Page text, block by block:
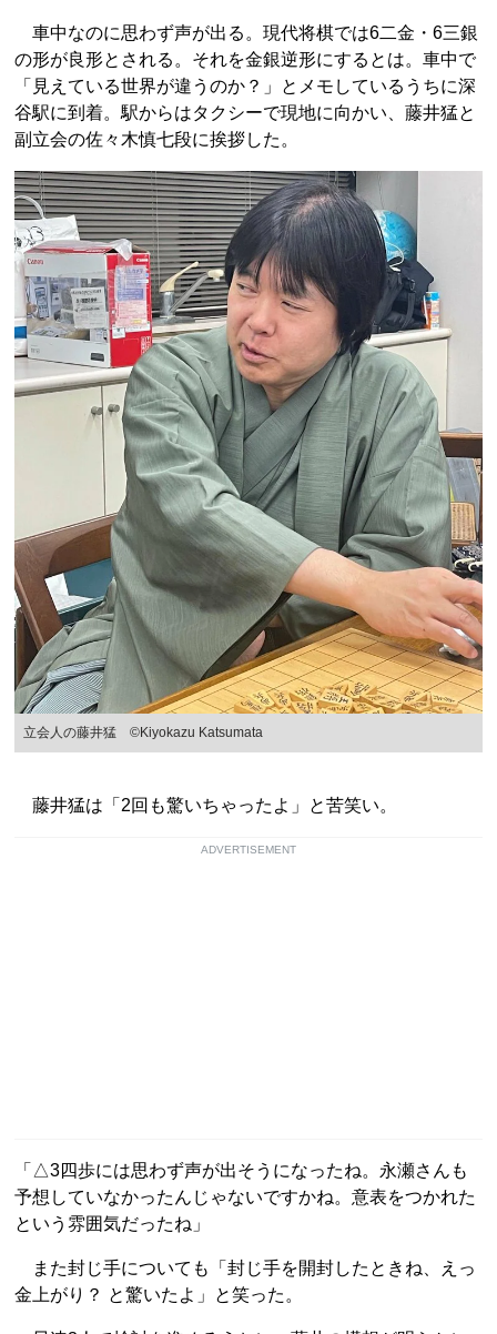
車中なのに思わず声が出る。現代将棋では6二金・6三銀
の形が良形とされる。それを金銀逆形にするとは。車中で
「見えている世界が違うのか？」とメモしているうちに深
谷駅に到着。駅からはタクシーで現地に向かい、藤井猛と
副立会の佐々木慎七段に挨拶した。
立会人の藤井猛 ©Kiyokazu Katsumata
藤井猛は「2回も驚いちゃったよ」と苦笑い。
ADVERTISEMENT
「△3四歩には思わず声が出そうになったね。永瀬さんも
予想していなかったんじゃないですかね。意表をつかれた
という雰囲気だったね」
また封じ手についても「封じ手を開封したときね、えっ
金上がり？ と驚いたよ」と笑った。